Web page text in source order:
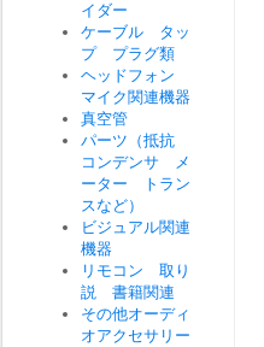
イダー
ケーブル タッ
プ プラグ類
ヘッドフォン
マイク関連機器
真空管
パーツ（抵抗
コンデンサ メ
ーター トラン
スなど）
ビジュアル関連
機器
リモコン 取り
説 書籍関連
その他オーディ
オアクセサリー